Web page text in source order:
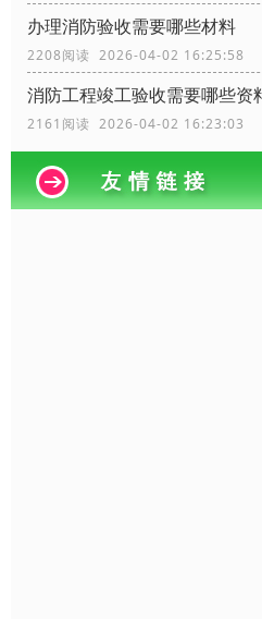
办理消防验收需要哪些材料
2208阅读 2026-04-02 16:25:58
消防工程竣工验收需要哪些资
2161阅读 2026-04-02 16:23:03